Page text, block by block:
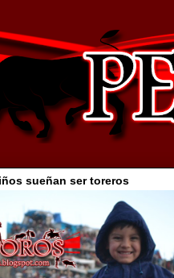
sueñan ser toreros